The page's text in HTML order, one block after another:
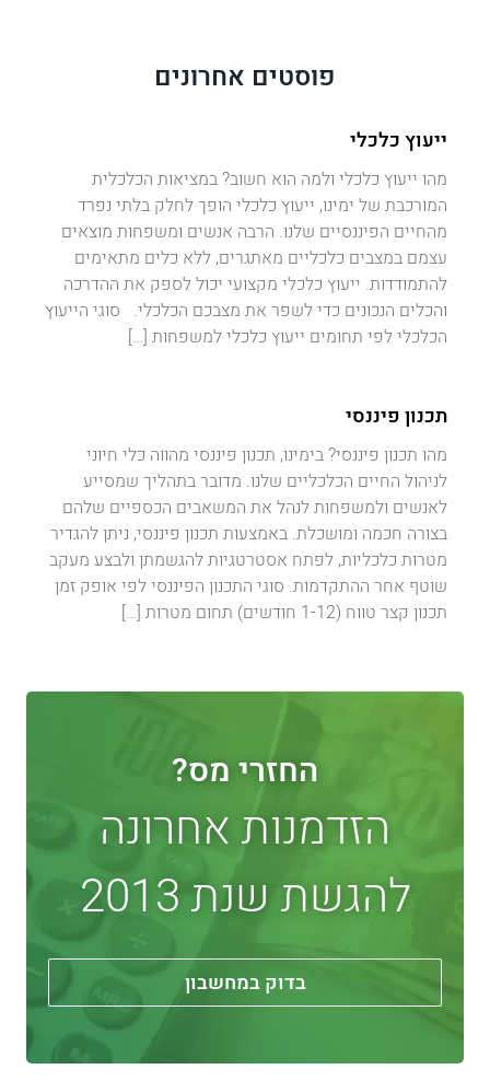
פוסטים אחרונים
ייעוץ כלכלי
מהו ייעוץ כלכלי ולמה הוא חשוב? במציאות הכלכלית
המורכבת של ימינו, ייעוץ כלכלי הופך לחלק בלתי נפרד
מהחיים הפיננסיים שלנו. הרבה אנשים ומשפחות מוצאים
עצמם במצבים כלכליים מאתגרים, ללא כלים מתאימים
להתמודדות. ייעוץ כלכלי מקצועי יכול לספק את ההדרכה
והכלים הנכונים כדי לשפר את מצבכם הכלכלי. סוגי הייעוץ
הכלכלי לפי תחומים ייעוץ כלכלי למשפחות […]
תכנון פיננסי
מהו תכנון פיננסי? בימינו, תכנון פיננסי מהווה כלי חיוני
לניהול החיים הכלכליים שלנו. מדובר בתהליך שמסייע
לאנשים ולמשפחות לנהל את המשאבים הכספיים שלהם
בצורה חכמה ומושכלת. באמצעות תכנון פיננסי, ניתן להגדיר
מטרות כלכליות, לפתח אסטרטגיות להגשמתן ולבצע מעקב
שוטף אחר ההתקדמות. סוגי התכנון הפיננסי לפי אופק זמן
תכנון קצר טווח (1-12 חודשים) תחום מטרות […]
החזרי מס?
הזדמנות אחרונה
להגשת שנת 2013
בדוק במחשבון